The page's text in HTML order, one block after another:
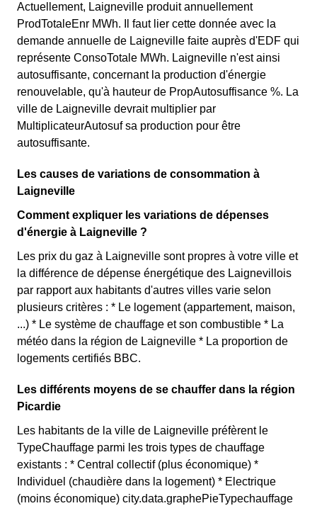
Actuellement, Laigneville produit annuellement
ProdTotaleEnr MWh. Il faut lier cette donnée avec la
demande annuelle de Laigneville faite auprès d'EDF qui
représente ConsoTotale MWh. Laigneville n'est ainsi
autosuffisante, concernant la production d'énergie
renouvelable, qu'à hauteur de PropAutosuffisance %. La
ville de Laigneville devrait multiplier par
MultiplicateurAutosuf sa production pour être
autosuffisante.
Les causes de variations de consommation à
Laigneville
Comment expliquer les variations de dépenses
d'énergie à Laigneville ?
Les prix du gaz à Laigneville sont propres à votre ville et
la différence de dépense énergétique des Laignevillois
par rapport aux habitants d'autres villes varie selon
plusieurs critères : * Le logement (appartement, maison,
...) * Le système de chauffage et son combustible * La
météo dans la région de Laigneville * La proportion de
logements certifiés BBC.
Les différents moyens de se chauffer dans la région
Picardie
Les habitants de la ville de Laigneville préfèrent le
TypeChauffage parmi les trois types de chauffage
existants : * Central collectif (plus économique) *
Individuel (chaudière dans la logement) * Electrique
(moins économique) city.data.graphePieTypechauffage